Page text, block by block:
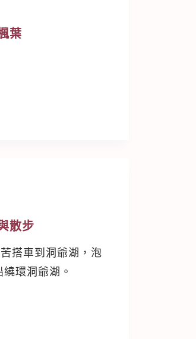
葉
散步
搭車到洞爺湖，泡
環洞爺湖。